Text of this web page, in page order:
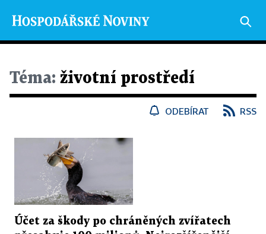
Téma: životní prostředí
ODEBÍRAT RSS
Účet za škody po chráněných zvířatech